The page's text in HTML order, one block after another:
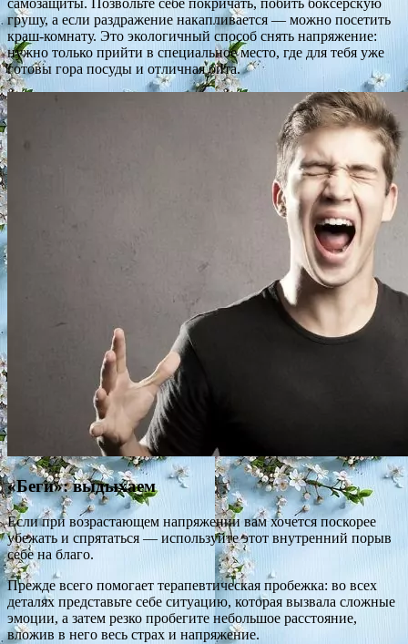
грушу, а если раздражение накапливается — можно посетить
краш-комнату. Это экологичный способ снять напряжение:
нужно только прийти в специальное место, где для тебя уже
готовы гора посуды и отличная бита.
«Беги»: выдыхаем
Если при возрастающем напряжении вам хочется поскорее
убежать и спрятаться — используйте этот внутренний порыв
себе на благо.
Прежде всего помогает терапевтическая пробежка: во всех
деталях представьте себе ситуацию, которая вызвала сложные
эмоции, а затем резко пробегите небольшое расстояние,
вложив в него весь страх и напряжение.